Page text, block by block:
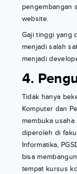
pengembangan
website.
Gaji tinggi yang
menjadi salah
menjadi
4.
Tidak hanya
Komputer dan
membuka
diperoleh di
Informatika,
bisa
tempat kursus